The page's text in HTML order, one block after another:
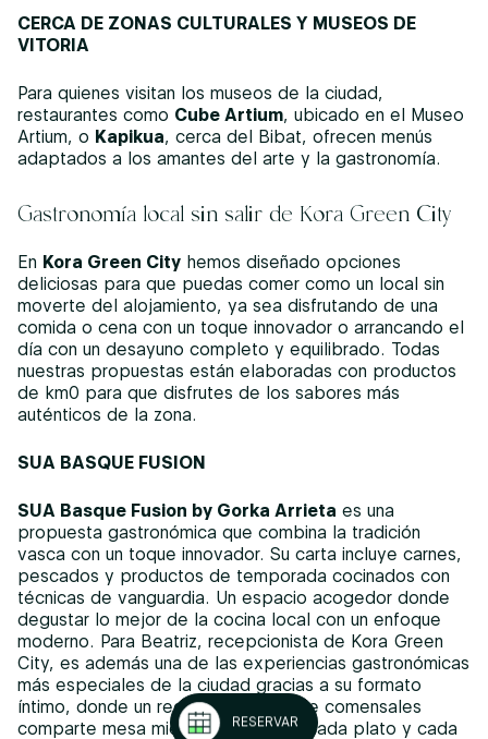
RESERVAR
CERCA DE ZONAS CULTURALES Y MUSEOS DE
VITORIA
Para quienes visitan los museos de la ciudad,
restaurantes como Cube Artium, ubicado en el Museo
Artium, o Kapikua, cerca del Bibat, ofrecen menús
adaptados a los amantes del arte y la gastronomía.
Gastronomía local sin salir de Kora Green City
En Kora Green City hemos diseñado opciones
deliciosas para que puedas comer como un local sin
moverte del alojamiento, ya sea disfrutando de una
comida o cena con un toque innovador o arrancando el
día con un desayuno completo y equilibrado. Todas
nuestras propuestas están elaboradas con productos
de km0 para que disfrutes de los sabores más
auténticos de la zona.
SUA BASQUE FUSION
SUA Basque Fusion by Gorka Arrieta es una
propuesta gastronómica que combina la tradición
vasca con un toque innovador. Su carta incluye carnes,
pescados y productos de temporada cocinados con
técnicas de vanguardia. Un espacio acogedor donde
degustar lo mejor de la cocina local con un enfoque
moderno. Para Beatriz, recepcionista de Kora Green
City, es además una de las experiencias gastronómicas
más especiales de la ciudad gracias a su formato
íntimo, donde un reducido número de comensales
comparte mesa mientras descubre cada plato y cada